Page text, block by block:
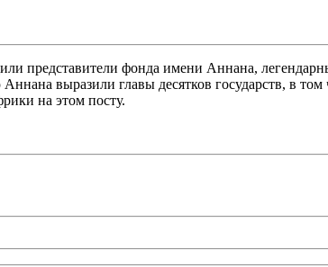
представители фонда имени Аннана,
выразили главы десятков государств, в
на этом посту.